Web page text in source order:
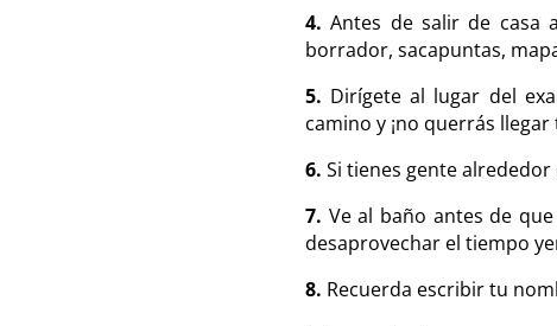
4.Antes de salir de casa
borrador, sacapuntas,
5. Dirígete al lugar del
camino y ¡no querrás llegar
6. Si tienes gente
7. Ve al baño antes de
desaprovechar el tiempo
8. Recuerda escribir tu